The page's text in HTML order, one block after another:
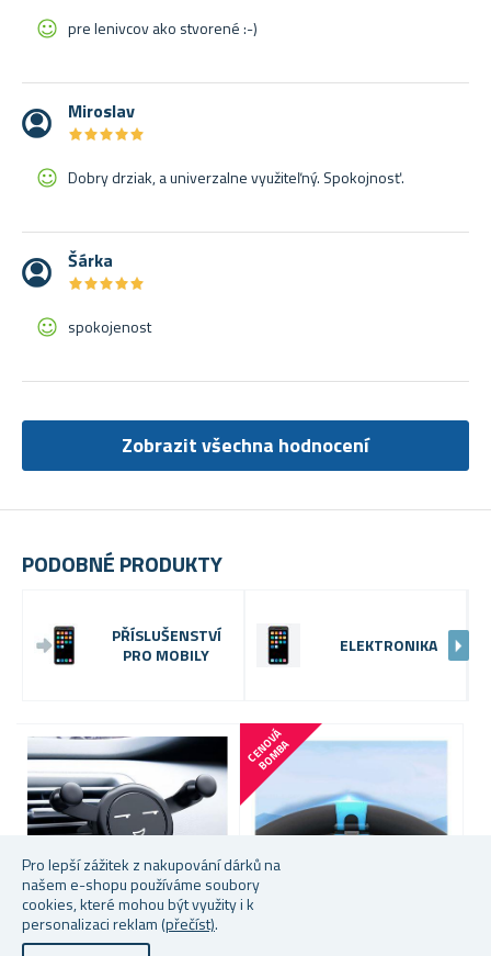
Pro lepší zážitek z nakupování dárků na
našem e-shopu používáme soubory
cookies, které mohou být využity i k
personalizaci reklam (přečíst).
PODOBNÉ PRODUKTY
PŘÍSLUŠENSTVÍ
PRO MOBILY
ELEKTRONIKA
C
E
N
O
V
Á
B
O
M
B
A
pre lenivcov ako stvorené :-)
Miroslav
★★★★★
★★★★★
Dobry drziak, a univerzalne využiteľný. Spokojnosť.
Šárka
★★★★★
★★★★★
spokojenost
Zobrazit všechna hodnocení